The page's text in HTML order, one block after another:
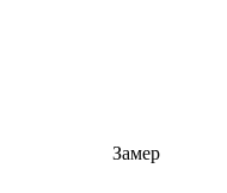
Замер